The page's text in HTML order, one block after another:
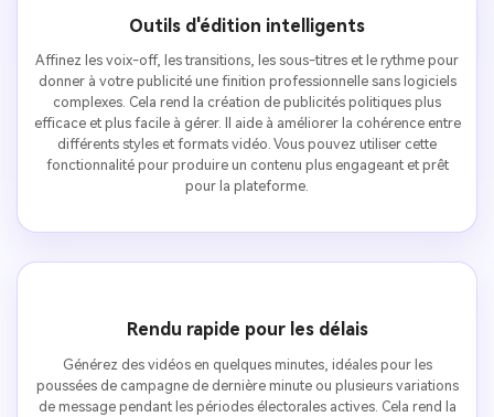
Outils d'édition intelligents
Affinez les voix-off, les transitions, les sous-titres et le rythme pour
donner à votre publicité une finition professionnelle sans logiciels
complexes. Cela rend la création de publicités politiques plus
efficace et plus facile à gérer. Il aide à améliorer la cohérence entre
différents styles et formats vidéo. Vous pouvez utiliser cette
fonctionnalité pour produire un contenu plus engageant et prêt
pour la plateforme.
Rendu rapide pour les délais
Générez des vidéos en quelques minutes, idéales pour les
poussées de campagne de dernière minute ou plusieurs variations
de message pendant les périodes électorales actives. Cela rend la